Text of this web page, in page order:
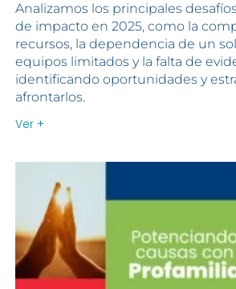
Analizamos los principales
de impacto en 2025, como la
recursos, la dependencia de un
equipos limitados y la falta de
identificando oportunidades y
afrontarlos.
Ver +